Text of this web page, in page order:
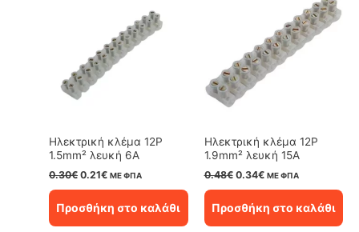
Ηλεκτρική κλέμα 12P
1.5mm² λευκή 6Α
0.30€ Original
0.30€.
0.21€Η
είναι:
0.21€.
ΜΕ ΦΠΑ
Προσθήκη στο καλάθι
Ηλεκτρική κλέμα 12P
1.9mm² λευκή 15Α
0.48€ Original
0.48€.
0.34€Η
είναι:
0.34€.
ΜΕ ΦΠΑ
Προσθήκη στο καλάθι